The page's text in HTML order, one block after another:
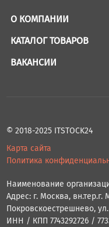
О КОМПАНИИ
КАТАЛОГ ТОВАРОВ
ВАКАНСИИ
© 2018-2025 ITSTOCK24
Карта сайта
Политика
Наименование
Адрес: г. Москва,
Покровскоестрешнево,
ИНН / КПП 7743292726 /